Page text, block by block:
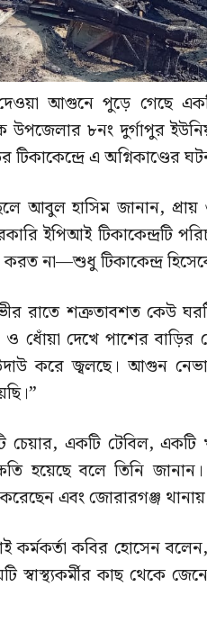
আগুনে পুড়ে গেছে
৮নং দুর্গাপুর
এ অগ্নিকাণ্ডের
আবুল হাসিম জানান, প্রায়
ইপিআই টিকাকেন্দ্রটি
না—শুধু টিকাকেন্দ্র
রাতে শত্রুতাবশত কেউ
ও ধোঁয়া দেখে পাশের
করে জ্বলছে। আগুন
চেয়ার, একটি টেবিল,
হয়েছে বলে তিনি
এবং জোরারগঞ্জ
কর্মকর্তা কবির হোসেন
কাছ থেকে